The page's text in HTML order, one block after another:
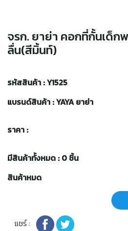
จรก. ยาย่า คอกที่กั้นเด็ก
ลื่น(สีมิ้นท์)
รหัสสินค้า : Y1525
แบรนด์สินค้า : YAYA ยาย่า
ราคา :
มีสินค้าทั้งหมด : 0 ชิ้น
สินค้าหมด
แชร์ :